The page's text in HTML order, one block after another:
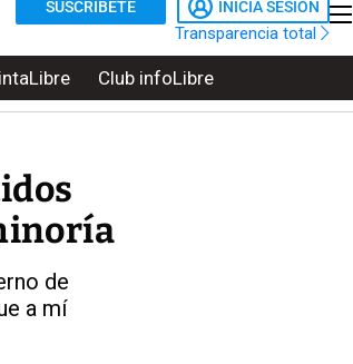
SUSCRÍBETE INICIA SESIÓN
Transparencia total
Club infoLibre
de
a mí